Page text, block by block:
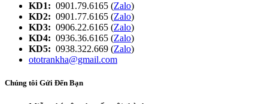
KD1: 0901.79.6165 (Zalo)
KD2: 0901.77.6165 (Zalo)
KD3: 0906.22.6165 (Zalo)
KD4: 0936.36.6165 (Zalo)
KD5: 0938.322.669 (Zalo)
ototrankha@gmail.com
Chúng tôi Gửi Đến Bạn